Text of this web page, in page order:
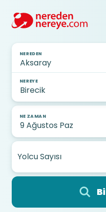
NEREDEN
NEREYE
NE ZAMAN
Yolcu Sayısı